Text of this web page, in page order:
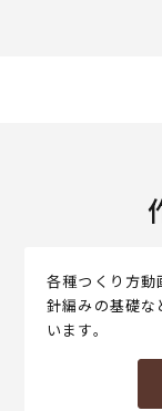
各種つくり方動
針編みの基礎な
います。